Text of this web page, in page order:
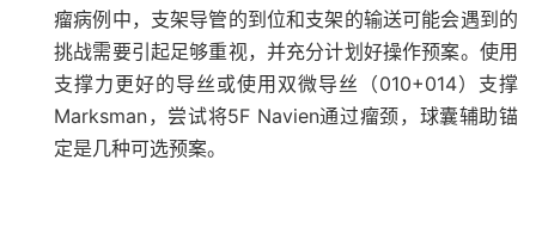
瘤病例中，支架导管的到位和支架的输送可能会遇到的
挑战需要引起足够重视，并充分计划好操作预案。使用
支撑力更好的导丝或使用双微导丝（010+014）支撑
Marksman，尝试将5F Navien通过瘤颈，球囊辅助锚
定是几种可选预案。